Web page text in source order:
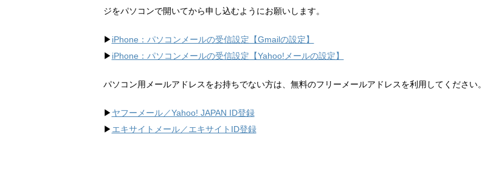
ジをパソコンで開いてから申し込むようにお願いします。
▶︎ iPhone：パソコンメールの受信設定【Gmailの設定】
▶︎ iPhone：パソコンメールの受信設定【Yahoo!メールの設定】
パソコン用メールアドレスをお持ちでない方は、無料のフリーメールアドレスを利用してください。
▶︎ ヤフーメール／Yahoo! JAPAN ID登録
▶︎ エキサイトメール／エキサイトID登録